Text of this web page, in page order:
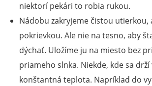
niektorí pekári to robia rukou.
Nádobu zakryjeme čistou utierkou,
pokrievkou. Ale nie na tesno, aby
dýchať. Uložíme ju na miesto bez
priameho slnka. Niekde, kde sa drží
konštantná teplota. Napríklad do